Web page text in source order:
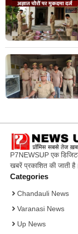
P7NEWSUP एक
खबरें प्रकाशित की जाती है।
Categories
Chandauli News
Varanasi News
Up News